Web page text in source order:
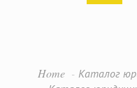
Home
Каталог